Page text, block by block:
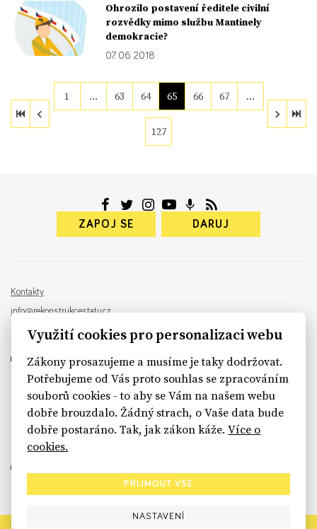
Ohrozilo postavení ředitele civilní
rozvědky mimo službu Mantinely
demokracie?
07. 06. 2018
1 … 63 64 65 66 67 …
127
ZAPOJ SE DARUJ
Kontakty
info@rekonstrukcestatu.cz
Návrh a vývoj: Sinfin , ilustrace:
sinfin.digital
Využití cookies pro personalizaci webu
Zákony prosazujeme a musíme je taky dodržovat.
Potřebujeme od Vás proto souhlas se zpracováním
souborů cookies - to aby se Vám na našem webu
dobře brouzdalo. Žádný strach, o Vaše data bude
dobře postaráno. Tak, jak zákon káže.Více o
cookies.
PŘIJMOUT VŠE
NASTAVENÍ